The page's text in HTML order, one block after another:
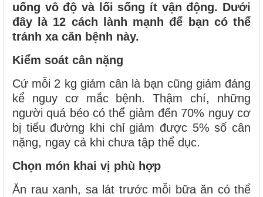
uống vô độ và lối sống ít vận động. Dưới
đây là 12 cách lành mạnh để bạn có thể
tránh xa căn bệnh này.
Kiểm soát cân nặng
Cứ mỗi 2 kg giảm cân là bạn cũng giảm đáng
kể nguy cơ mắc bệnh. Thậm chí, những
người quá béo có thể giảm đến 70% nguy cơ
bị tiểu đường khi chỉ giảm được 5% số cân
nặng, ngay cả khi chưa tập thể dục.
Chọn món khai vị phù hợp
Ăn rau xanh, sa lát trước mỗi bữa ăn có thể